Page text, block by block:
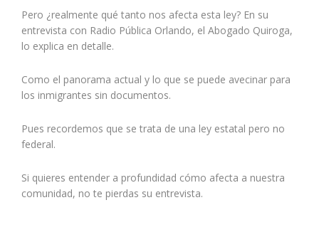
Pero ¿realmente qué tanto nos afecta esta ley? En su
entrevista con Radio Pública Orlando, el Abogado Quiroga,
lo explica en detalle.
Como el panorama actual y lo que se puede avecinar para
los inmigrantes sin documentos.
Pues recordemos que se trata de una ley estatal pero no
federal.
Si quieres entender a profundidad cómo afecta a nuestra
comunidad, no te pierdas su entrevista.